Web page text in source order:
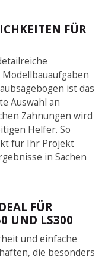
FÜR
ist das
Auswahl an
Zahnungen wird
Helfer. So
für Ihr Projekt
in Sachen
FÜR
UND LS300
und einfache
die besonders